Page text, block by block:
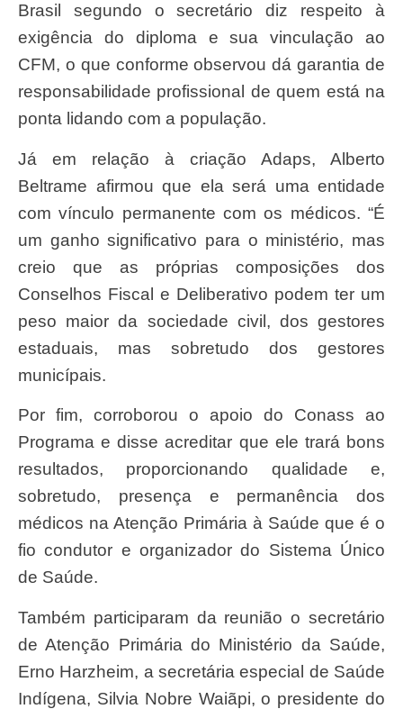
Brasil segundo o secretário diz respeito à
exigência do diploma e sua vinculação ao
CFM, o que conforme observou dá garantia de
responsabilidade profissional de quem está na
ponta lidando com a população.
Já em relação à criação Adaps, Alberto
Beltrame afirmou que ela será uma entidade
com vínculo permanente com os médicos. “É
um ganho significativo para o ministério, mas
creio que as próprias composições dos
Conselhos Fiscal e Deliberativo podem ter um
peso maior da sociedade civil, dos gestores
estaduais, mas sobretudo dos gestores
municípais.
Por fim, corroborou o apoio do Conass ao
Programa e disse acreditar que ele trará bons
resultados, proporcionando qualidade e,
sobretudo, presença e permanência dos
médicos na Atenção Primária à Saúde que é o
fio condutor e organizador do Sistema Único
de Saúde.
Também participaram da reunião o secretário
de Atenção Primária do Ministério da Saúde,
Erno Harzheim, a secretária especial de Saúde
Indígena, Silvia Nobre Waiãpi, o presidente do